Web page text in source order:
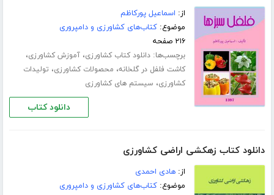
از: اسماعیل پورکاظم
موضوع:کتاب‌های کشاورزی و دامپروری
۲۱۶ صفحه
برچسب‌ها:دانلود کتاب کشاورزی،آموزش کشاورزی،
کاشت فلفل در گلخانه، محصولات کشاورزی، تولیدات
کشاورزی، سیستم های کشاورزی
دانلود کتاب
دانلود کتاب زهکشی اراضی کشاورزی
از:هادی احمدی
موضوع:کتاب‌های کشاورزی و دامپروری